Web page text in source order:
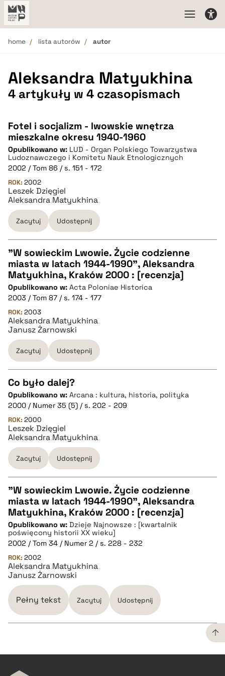
home lista autorów autor
Aleksandra Matyukhina
4 artykuły w 4 czasopismach
Fotel i socjalizm - lwowskie wnętrza
mieszkalne okresu 1940-1960
Opublikowano w: LUD - Organ Polskiego Towarzystwa
Ludoznawczego i Komitetu Nauk Etnologicznych
2002 / Tom 86 / s. 151 - 172
ROK: 2002
Leszek Dzięgiel
Aleksandra Matyukhina
Zacytuj Udostępnij
CZYSTY TEKST
pobierz cytat
BIBTEX
pobierz cytat
"W sowieckim Lwowie. Życie codzienne
miasta w latach 1944-1990", Aleksandra
Matyukhina, Kraków 2000 : [recenzja]
Opublikowano w: Acta Poloniae Historica
2003 / Tom 87 / s. 174 - 177
ROK: 2003
Aleksandra Matyukhina
Janusz Żarnowski
Zacytuj Udostępnij
CZYSTY TEKST
pobierz cytat
BIBTEX
pobierz cytat
Co było dalej?
Opublikowano w: Arcana : kultura, historia, polityka
2000 / Numer 35 (5) / s. 202 - 209
ROK: 2000
Leszek Dzięgiel
Aleksandra Matyukhina
Zacytuj Udostępnij
CZYSTY TEKST
pobierz cytat
BIBTEX
pobierz cytat
"W sowieckim Lwowie. Życie codzienne
miasta w latach 1944-1990", Aleksandra
Matyukhina, Kraków 2000 : [recenzja]
Opublikowano w: Dzieje Najnowsze : [kwartalnik
poświęcony historii XX wieku]
2002 / Tom 34 / Numer 2 / s. 228 - 232
ROK: 2002
Aleksandra Matyukhina
Janusz Żarnowski
Pełny tekst Zacytuj Udostępnij
CZYSTY TEKST